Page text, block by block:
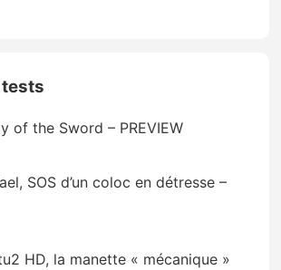
of the Sword – PREVIEW
SOS d’un coloc en détresse –
HD, la manette « mécanique »